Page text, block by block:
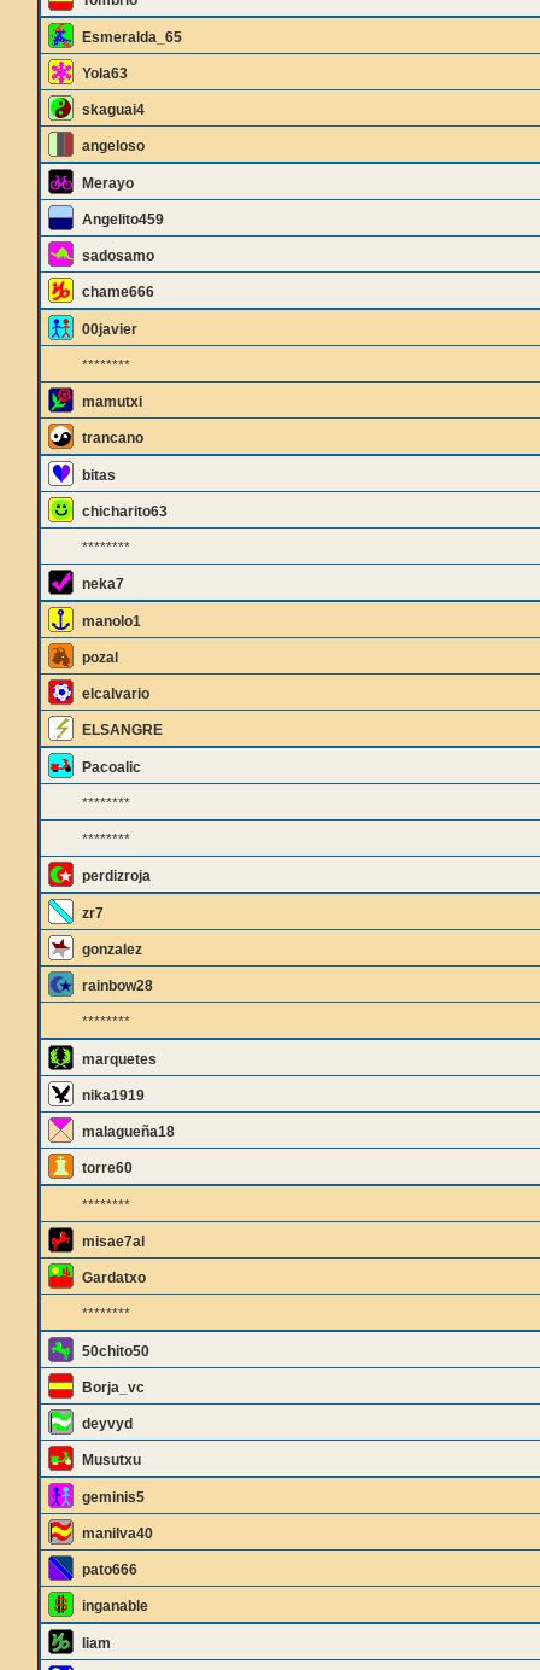
Esmeralda_65
Yola63
skaguai4
angeloso
Merayo
Angelito459
sadosamo
chame666
00javier
********
mamutxi
trancano
bitas
chicharito63
********
neka7
manolo1
pozal
elcalvario
ELSANGRE
Pacoalic
********
********
perdizroja
zr7
gonzalez
rainbow28
********
marquetes
nika1919
malagueña18
torre60
********
misae7al
Gardatxo
********
50chito50
Borja_vc
deyvyd
Musutxu
geminis5
manilva40
pato666
inganable
liam